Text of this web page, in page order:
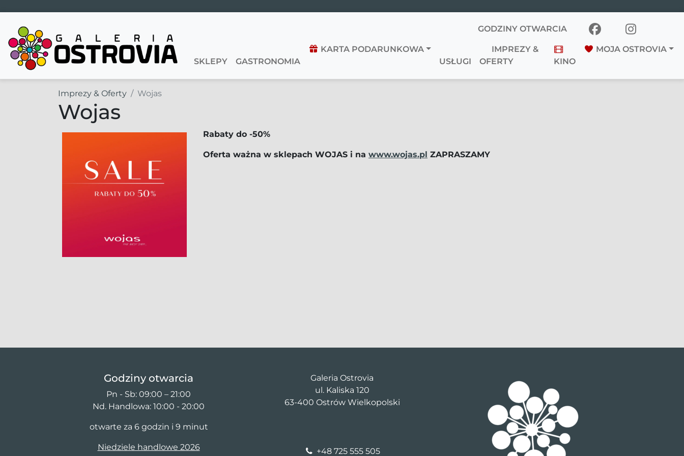
Main Navigation
GODZINY OTWARCIA
SKLEPY GASTRONOMIA
KARTA PODARUNKOWA
USŁUGI
IMPREZY &
OFERTY
KINO
MOJA OSTROVIA
Imprezy & Oferty Wojas
Wojas
Rabaty do -50%
Oferta ważna w sklepach WOJAS i na www.wojas.pl ZAPRASZAMY
Godziny otwarcia
Pn - Sb: 09:00 – 21:00
Nd. Handlowa: 10:00 - 20:00
otwarte za 6 godzin i 9 minut
Niedziele handlowe 2026
Galeria Ostrovia
ul. Kaliska 120
63-400 Ostrów Wielkopolski
+48 725 555 505